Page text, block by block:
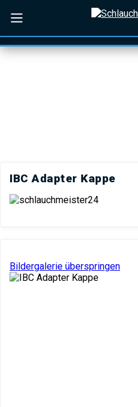
Zum Hauptinhalt springen
Hauptnavigation springen
Menü schließen
IBC Adapter Kappe
Bildergalerie überspringen